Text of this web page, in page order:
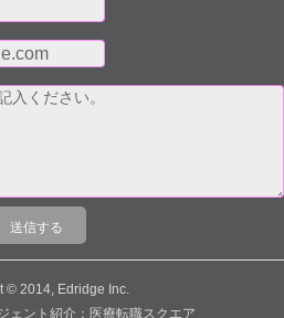
© 2014, Edridge Inc.
ェント紹介：医療転職スクエア